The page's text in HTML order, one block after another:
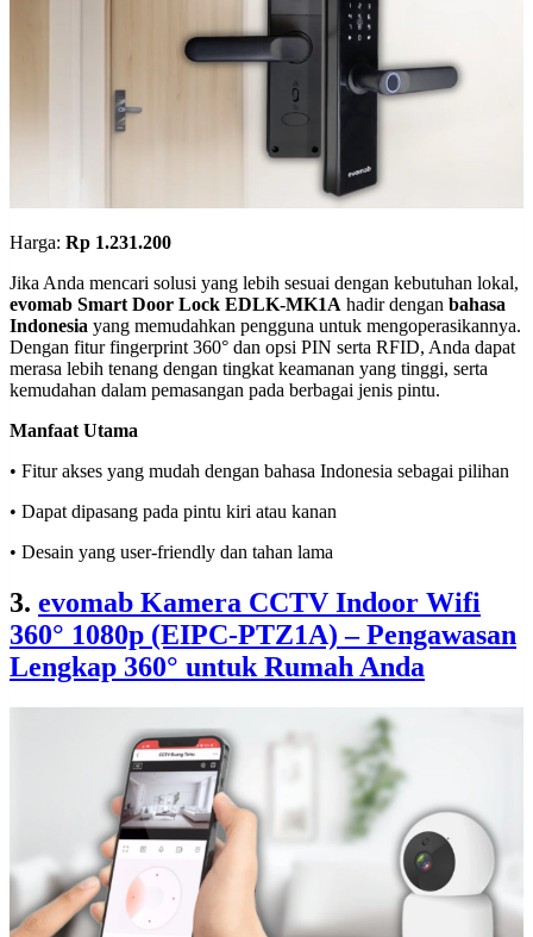
Harga: Rp 1.231.200
Jika Anda mencari solusi yang lebih sesuai dengan kebutuhan lokal,
evomab Smart Door Lock EDLK-MK1A hadir dengan bahasa
Indonesia yang memudahkan pengguna untuk mengoperasikannya.
Dengan fitur fingerprint 360° dan opsi PIN serta RFID, Anda dapat
merasa lebih tenang dengan tingkat keamanan yang tinggi, serta
kemudahan dalam pemasangan pada berbagai jenis pintu.
Manfaat Utama
• Fitur akses yang mudah dengan bahasa Indonesia sebagai pilihan
• Dapat dipasang pada pintu kiri atau kanan
• Desain yang user-friendly dan tahan lama
3. evomab Kamera CCTV Indoor Wifi
360° 1080p (EIPC-PTZ1A) – Pengawasan
Lengkap 360° untuk Rumah Anda